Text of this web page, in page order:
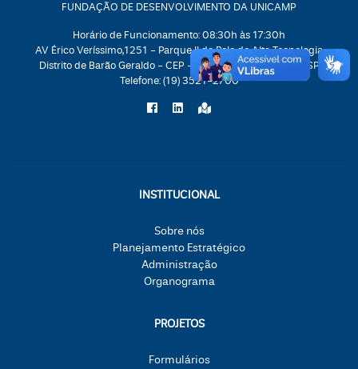
FUNDAÇÃO DE DESENVOLVIMENTO DA UNICAMP
Horário de Funcionamento: 08:30h às 17:30h
AV Érico Veríssimo,1251 - Parque II do Polo de Alta Tecnologia
Distrito de Barão Geraldo - CEP - 13083851 - Campinas/SP
Telefone: (19) 3521-2700
INSTITUCIONAL
Sobre nós
Planejamento Estratégico
Administração
Organograma
PROJETOS
Formulários